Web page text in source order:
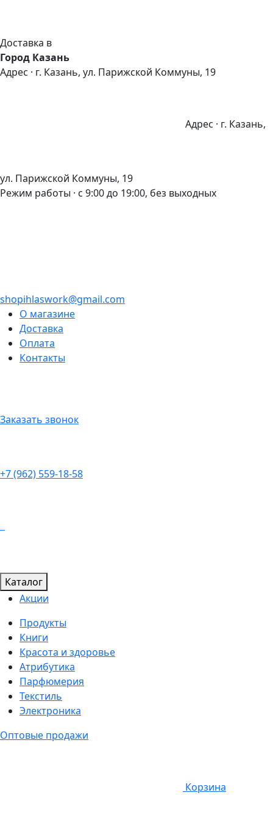
Доставка в
Город Казань
Адрес · г. Казань, ул. Парижской Коммуны, 19
Адрес · г. Казань,
ул. Парижской Коммуны, 19
Режим работы · с 9:00 до 19:00, без выходных
shopihlaswork@gmail.com
О магазине
Доставка
Оплата
Контакты
Заказать звонок
+7 (962) 559-18-58
Каталог
Акции
Продукты
Книги
Красота и здоровье
Атрибутика
Парфюмерия
Текстиль
Электроника
Оптовые продажи
Корзина